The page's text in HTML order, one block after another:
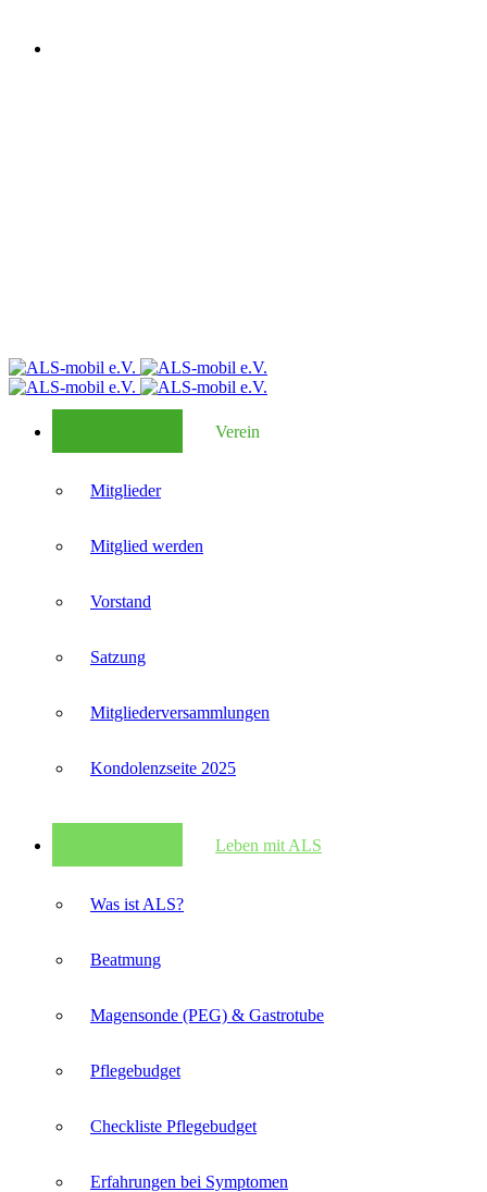
Verein
Mitglieder
Mitglied werden
Vorstand
Satzung
Mitglieder­versammlungen
Kondolenzseite 2025
Leben mit ALS
Was ist ALS?
Beatmung
Magensonde (PEG) & Gastrotube
Pflegebudget
Checkliste Pflegebudget
Erfahrungen bei Symptomen